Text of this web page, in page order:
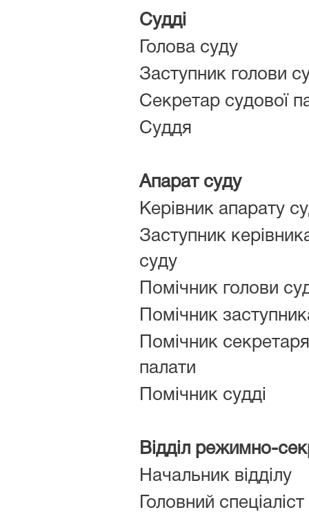
Судді
Голова суду
Заступник голови
Секретар судової
Суддя
Апарат суду
Керівник апарату
Заступник
суду
Помічник голови
Помічник
Помічник
палати
Помічник судді
Відділ режимно-
Начальник відділу
Головний спеціаліст